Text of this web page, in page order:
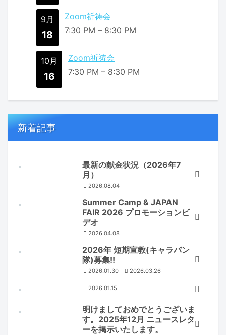
9月
18
Zoom祈祷会
7:30 PM – 8:30 PM
10月
16
Zoom祈祷会
7:30 PM – 8:30 PM
新着記事
最新の献金状況（2026年7
月）
2026.08.04
Summer Camp & JAPAN
FAIR 2026 プロモーションビ
デオ
2026.04.08
2026年 短期宣教(キャラバン
隊)募集!!
2026.01.30 2026.03.26
2026.01.15
明けましておめでとうございま
す。2025年12月 ニュースレタ
ーを掲示いたします。